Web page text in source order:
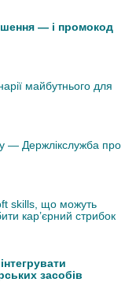
— і промокод
майбутнього для
— Держлікслужба про
skills, що можуть
кар’єрний стрибок
засобів